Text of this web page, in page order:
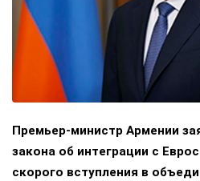
Премьер-министр Армении
закона об интеграции с
скорого вступления в